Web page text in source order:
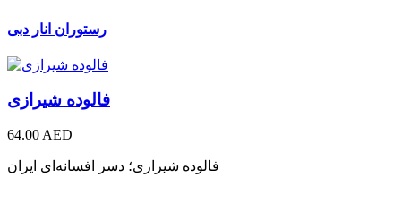
رستوران انار دبی
فالوده شیرازی
64.00 AED
فالوده شیرازی؛ دسر افسانه‌ای ایران